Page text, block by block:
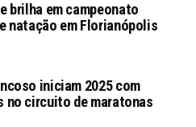
brilha em campeonato
natação em Florianópolis
iniciam 2025 com
no circuito de maratonas